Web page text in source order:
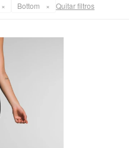
Bottom Quitar filtros